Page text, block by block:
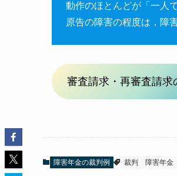
動作のほとんどが「一人
原告の障害の程度は，
審査請求・再審査請求
障害年金の裁判例 裁判 障害年金